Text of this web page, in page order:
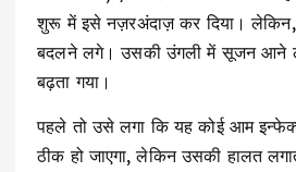
शुरू में इसे नज़रअंदाज़ कर दिया। लेकिन,
बदलने लगे। उसकी उंगली में सूजन आने
बढ़ता गया।
पहले तो उसे लगा कि यह कोई आम
ठीक हो जाएगा, लेकिन उसकी हालत